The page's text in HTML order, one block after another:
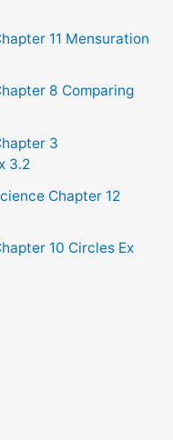
11 Mensuration
8 Comparing
3
3.2
Chapter 12
10 Circles Ex